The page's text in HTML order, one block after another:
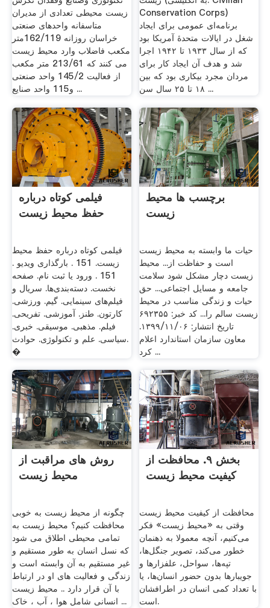
زیست محیطی تعدادی از مدیران
متاسفانه واحدهای صنعتی
خراسان روزانه 162/119متر
مکعب فاضلاب وارد محیط زیست
می کنند که 213/61 متر مکعب
از فعالیت 145/2 واحد صنعتی
و115 واحد صنایع ...
Conservation Corps)
برنامه‌ای عمومی برای ایجاد
شغل در ایالات متحدهٔ آمریکا بود
که از سال ۱۹۳۳ تا ۱۹۴۲ اجرا
شد و هدف آن ایجاد کار برای
مردان مجرد بیکاری بود که بین
۱۸ تا ۲۵ سال سن ...
فیلمی كوتاه درباره
حفظ محیط زیست
فیلمی كوتاه درباره حفظ محیط
زیست. 151 . بارگذاری ویدیو .
151 . ورود یا ثبت نام. صفحه
نخست. دسته‌بندی‌ها. سریال و
فیلم‌های سینمایی. گیم. ورزشی.
کارتون. طنز. آموزشی. تفریحی.
فیلم. مذهبی. موسیقی. خبری.
سیاسی. علم و تکنولوژی. حوادث.
�
برچسب ها محیط
زیست
حیات ما وابسته به محیط زیست
است و حفاظت از... محیط
زیست دچار مشکل شود سلامت
جامعه و مسایل اجتماعی... حق
حیات و زندگی مناسب در محیط
زیست سالم را... کد خبر: ۶۹۲۳۵۵
تاریخ انتشار: ۱۳۹۹/۱۱/۰۶.
معاون سازمان استاندارد اعلام
کرد ...
روش های مراقبت از
محیط زیست
چگونه از محیط زیست به خوبی
محافظت کنیم؟ محیط زیست به
تمامی محیطی اطلاق می شود
که نسل انسان به طور مستقیم و
غیر مستقیم به آن وابسته است و
زندگی و فعالیت های او در ارتباط
با آن قرار دارد .. محیط زیست
انسانی شامل هوا ، آب ، خاک ...
بخش ۹. محافظت از
كیفیت محیط زیست
محافظت از كیفیت محیط زیست
وقتی به «محیط زیست» فكر
می‌كنیم، آنچه معمولا به ذهنمان
خطور می‌كند، تصویر جنگل‌ها،
تپه‌ها، سواحل، علفزارها و
جویبارها بدون حضور انسان‌ها، یا
با تعداد كمی انسان در اطرافشان
است.